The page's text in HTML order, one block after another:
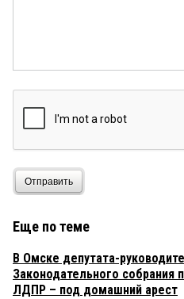
Отправить
Еще по теме
В Омске депутата-
Законодательного собрания
ЛДПР – под домашний арест